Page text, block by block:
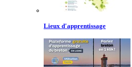
Lieux d'apprentissage